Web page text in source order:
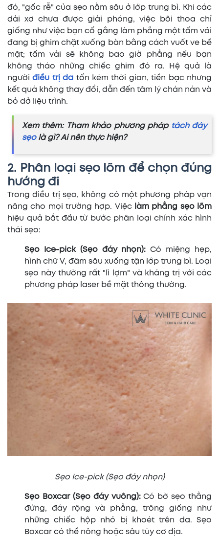
đó, "gốc rễ" của sẹo nằm sâu ở lớp trung bì. Khi các
dải xơ chưa được giải phóng, việc bôi thoa chỉ
giống như việc bạn cố gắng làm phẳng một tấm vải
đang bị ghim chặt xuống bàn bằng cách vuốt ve bề
mặt; tấm vải sẽ không bao giờ phẳng nếu bạn
không tháo những chiếc ghim đó ra. Hệ quả là
ngườiđiều trị da tốn kém thời gian, tiền bạc nhưng
kết quả không thay đổi, dẫn đến tâm lý chán nản và
bỏ dở liệu trình.
Xem thêm: Tham khảo phương pháp tách đáy
sẹolà gì? Ai nên thực hiện?
2. Phân loại sẹo lõm để chọn đúng
hướng đi
Trong điều trị sẹo, không có một phương pháp vạn
năng cho mọi trường hợp. Việclàm phẳng sẹo lõm
hiệu quả bắt đầu từ bước phân loại chính xác hình
thái sẹo:
Sẹo Ice-pick (Sẹo đáy nhọn): Có miệng hẹp,
hình chữ V, đâm sâu xuống tận lớp trung bì. Loại
sẹo này thường rất "lì lợm" và kháng trị với các
phương pháp laser bề mặt thông thường.
Sẹo Ice-pick (Sẹo đáy nhọn)
Sẹo Boxcar (Sẹo đáy vuông):Có bờ sẹo thẳng
đứng, đáy rộng và phẳng, trông giống như
những chiếc hộp nhỏ bị khoét trên da. Sẹo
Boxcar có thể nông hoặc sâu tùy cơ địa.